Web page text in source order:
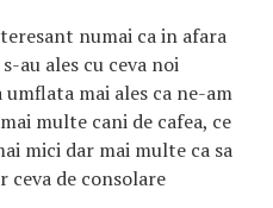
numai ca in afara
au ales cu ceva noi
mai ales ca ne-am
multe cani de cafea, ce
mici dar mai multe ca sa
ceva de consolare